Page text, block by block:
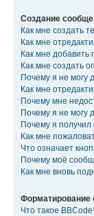
Создание
Как мне создать
Как мне
Как мне добавить
Как мне создать
Почему я не могу
Как мне
Почему мне
Почему я не могу
Почему я
Как мне
Что означает
Почему моё
Как мне вновь
Форматирование
Что такое